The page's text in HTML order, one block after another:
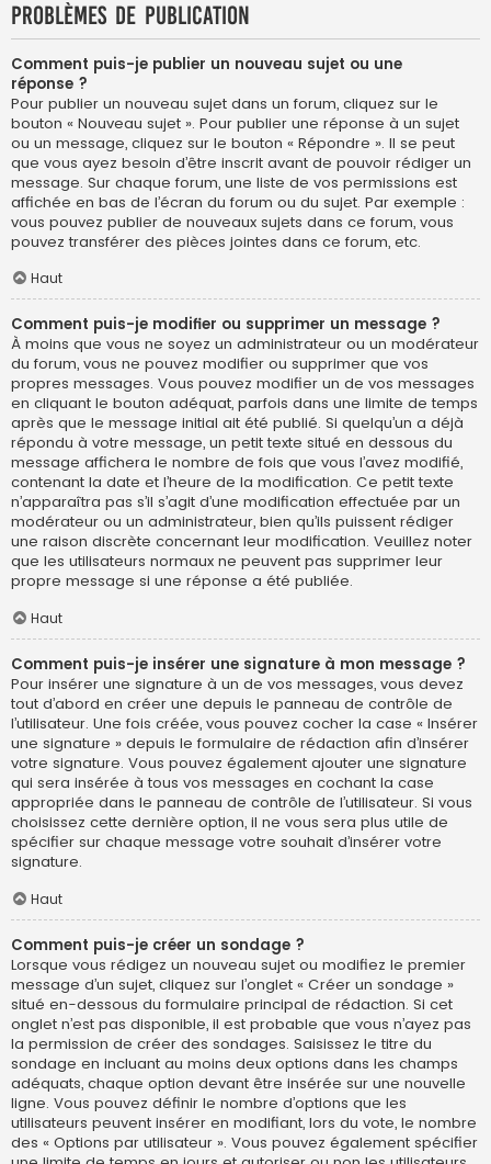
Problèmes de publication
Comment puis-je publier un nouveau sujet ou une
réponse ?
Pour publier un nouveau sujet dans un forum, cliquez sur le
bouton « Nouveau sujet ». Pour publier une réponse à un sujet
ou un message, cliquez sur le bouton « Répondre ». Il se peut
que vous ayez besoin d’être inscrit avant de pouvoir rédiger un
message. Sur chaque forum, une liste de vos permissions est
affichée en bas de l’écran du forum ou du sujet. Par exemple :
vous pouvez publier de nouveaux sujets dans ce forum, vous
pouvez transférer des pièces jointes dans ce forum, etc.
Haut
Comment puis-je modifier ou supprimer un message ?
À moins que vous ne soyez un administrateur ou un modérateur
du forum, vous ne pouvez modifier ou supprimer que vos
propres messages. Vous pouvez modifier un de vos messages
en cliquant le bouton adéquat, parfois dans une limite de temps
après que le message initial ait été publié. Si quelqu’un a déjà
répondu à votre message, un petit texte situé en dessous du
message affichera le nombre de fois que vous l’avez modifié,
contenant la date et l’heure de la modification. Ce petit texte
n’apparaîtra pas s’il s’agit d’une modification effectuée par un
modérateur ou un administrateur, bien qu’ils puissent rédiger
une raison discrète concernant leur modification. Veuillez noter
que les utilisateurs normaux ne peuvent pas supprimer leur
propre message si une réponse a été publiée.
Haut
Comment puis-je insérer une signature à mon message ?
Pour insérer une signature à un de vos messages, vous devez
tout d’abord en créer une depuis le panneau de contrôle de
l’utilisateur. Une fois créée, vous pouvez cocher la case « Insérer
une signature » depuis le formulaire de rédaction afin d’insérer
votre signature. Vous pouvez également ajouter une signature
qui sera insérée à tous vos messages en cochant la case
appropriée dans le panneau de contrôle de l’utilisateur. Si vous
choisissez cette dernière option, il ne vous sera plus utile de
spécifier sur chaque message votre souhait d’insérer votre
signature.
Haut
Comment puis-je créer un sondage ?
Lorsque vous rédigez un nouveau sujet ou modifiez le premier
message d’un sujet, cliquez sur l’onglet « Créer un sondage »
situé en-dessous du formulaire principal de rédaction. Si cet
onglet n’est pas disponible, il est probable que vous n’ayez pas
la permission de créer des sondages. Saisissez le titre du
sondage en incluant au moins deux options dans les champs
adéquats, chaque option devant être insérée sur une nouvelle
ligne. Vous pouvez définir le nombre d’options que les
utilisateurs peuvent insérer en modifiant, lors du vote, le nombre
des « Options par utilisateur ». Vous pouvez également spécifier